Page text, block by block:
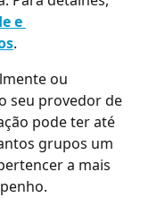
e
.
ou
seu provedor de
pode ter até
grupos um
a mais